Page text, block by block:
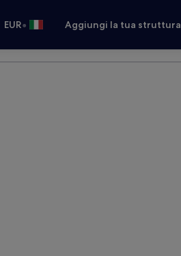
EUR• Aggiungi la tua struttura